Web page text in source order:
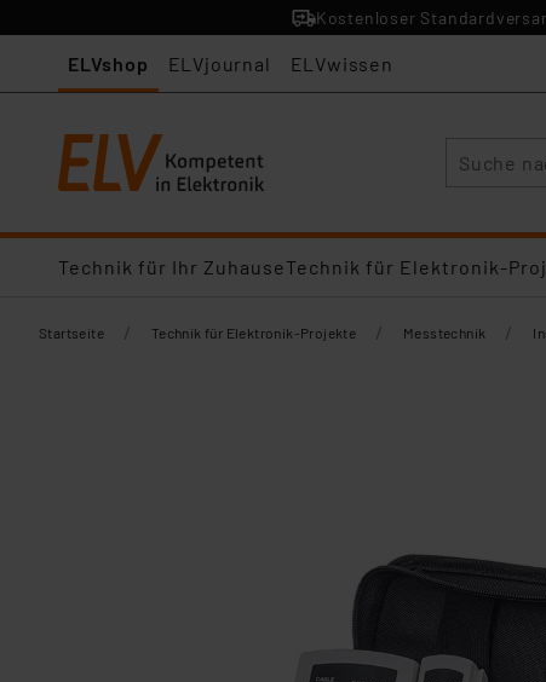
Kostenloser
ELVshop ELVjournal ELVwissen
Technik für Ihr ZuhauseTechnik für Elektronik-
Startseite / Technik für Elektronik-Projekte / Messtechnik /